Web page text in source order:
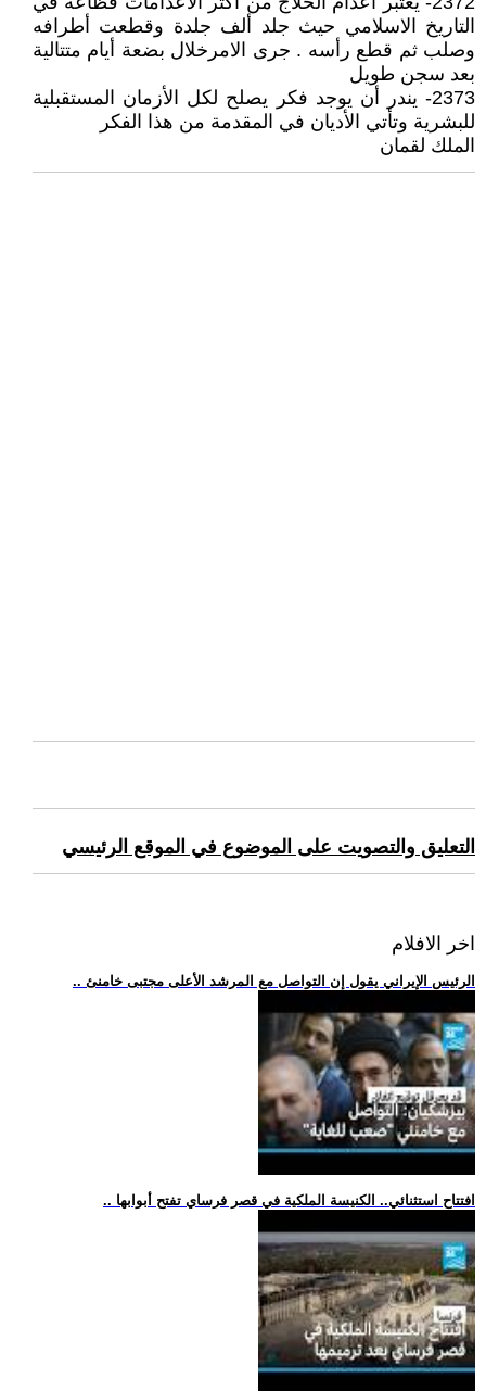
التاريخ الاسلامي حيث جلد ألف جلدة وقطعت أطرافه
وصلب ثم قطع رأسه . جرى الامرخلال بضعة أيام متتالية
بعد سجن طويل
2373- يندر أن يوجد فكر يصلح لكل الأزمان المستقبلية
للبشرية وتأتي الأديان في المقدمة من هذا الفكر
الملك لقمان
التعليق والتصويت على الموضوع في الموقع الرئيسي
اخر الافلام
.. الرئيس الإيراني يقول إن التواصل مع المرشد الأعلى مجتبى خامنئ
.. افتتاح استثنائي.. الكنيسة الملكية في قصر فرساي تفتح أبوابها